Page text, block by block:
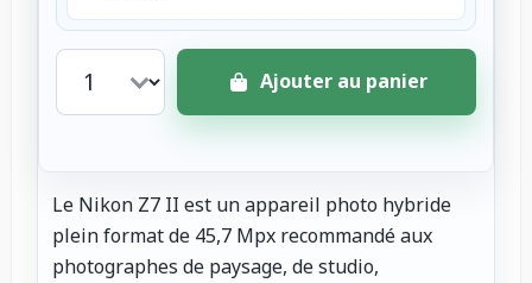
Ajouter au panier
Le Nikon Z7 II est un appareil photo hybride
plein format de 45,7 Mpx recommandé aux
photographes de paysage, de studio,